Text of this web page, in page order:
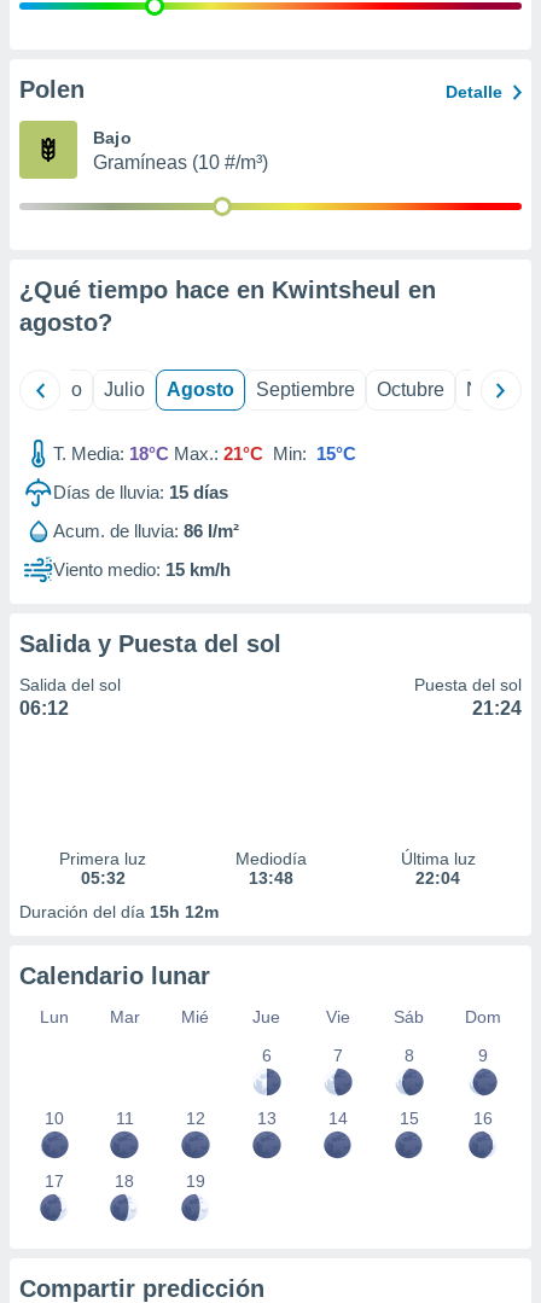
e
publicidad
Polen Detalle
Bajo
Gramíneas (10 #/m³)
¿Qué tiempo hace en Kwintsheul en
agosto?
Junio Julio Agosto Septiembre Octubre
T. Media: 18°C Max.: 21°C Min: 15°C
Días de lluvia: 15 días
Acum. de lluvia: 86 l/m²
Viento medio: 15 km/h
Salida y Puesta del sol
Salida del sol
06:12
Puesta del sol
21:24
Primera luz
05:32
Mediodía
13:48
Última luz
22:04
Duración del día 15h 12m
Calendario lunar
Lun Mar Mié Jue Vie Sáb
Dom
6
7 8 9
10 11 12 13 14 15 16
17 18 19
Compartir predicción